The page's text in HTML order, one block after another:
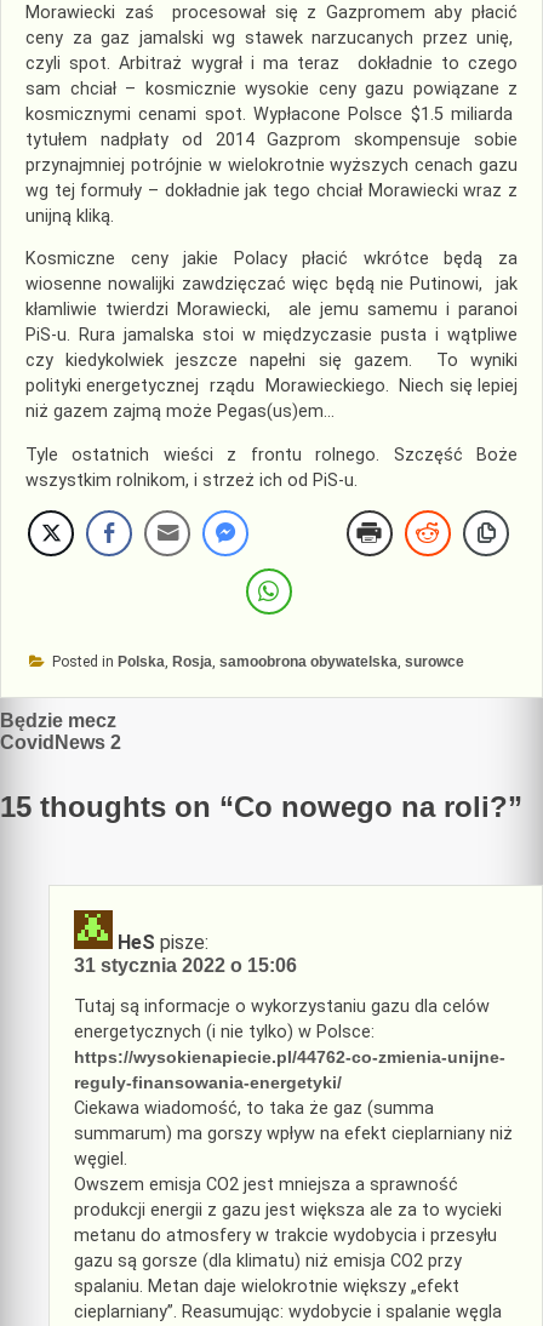
Morawiecki zaś procesował się z Gazpromem aby płacić
ceny za gaz jamalski wg stawek narzucanych przez unię,
czyli spot. Arbitraż wygrał i ma teraz dokładnie to czego
sam chciał – kosmicznie wysokie ceny gazu powiązane z
kosmicznymi cenami spot. Wypłacone Polsce $1.5 miliarda
tytułem nadpłaty od 2014 Gazprom skompensuje sobie
przynajmniej potrójnie w wielokrotnie wyższych cenach gazu
wg tej formuły – dokładnie jak tego chciał Morawiecki wraz z
unijną kliką.
Kosmiczne ceny jakie Polacy płacić wkrótce będą za
wiosenne nowalijki zawdzięczać więc będą nie Putinowi, jak
kłamliwie twierdzi Morawiecki, ale jemu samemu i paranoi
PiS-u. Rura jamalska stoi w międzyczasie pusta i wątpliwe
czy kiedykolwiek jeszcze napełni się gazem. To wyniki
polityki energetycznej rządu Morawieckiego. Niech się lepiej
niż gazem zajmą może Pegas(us)em…
Tyle ostatnich wieści z frontu rolnego. Szczęść Boże
wszystkim rolnikom, i strzeż ich od PiS-u.
Posted in Polska, Rosja, samoobrona obywatelska, surowce
Nawigacja
wpisu
Będzie mecz
CovidNews 2
15 thoughts on “Co nowego na roli?”
HeS pisze:
31 stycznia 2022 o 15:06
Tutaj są informacje o wykorzystaniu gazu dla celów
energetycznych (i nie tylko) w Polsce:
https://wysokienapiecie.pl/44762-co-zmienia-unijne-
reguly-finansowania-energetyki/
Ciekawa wiadomość, to taka że gaz (summa
summarum) ma gorszy wpływ na efekt cieplarniany niż
węgiel.
Owszem emisja CO2 jest mniejsza a sprawność
produkcji energii z gazu jest większa ale za to wycieki
metanu do atmosfery w trakcie wydobycia i przesyłu
gazu są gorsze (dla klimatu) niż emisja CO2 przy
spalaniu. Metan daje wielokrotnie większy „efekt
cieplarniany”. Reasumując: wydobycie i spalanie węgla